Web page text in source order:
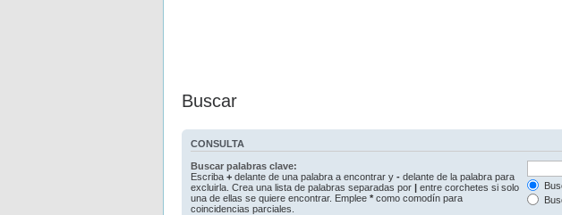
Buscar
CONSULTA
Buscar palabras clave:
Escriba + delante de una palabra a encontrar y - delante de la palabra para
excluirla. Crea una lista de palabras separadas por | entre corchetes si solo
una de ellas se quiere encontrar. Emplee * como comodín para
coincidencias parciales.